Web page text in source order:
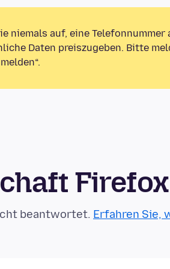
niemals auf, eine Telefonnummer
Daten preiszugeben. Bitte
Firefox
beantwortet. Erfahren Sie,